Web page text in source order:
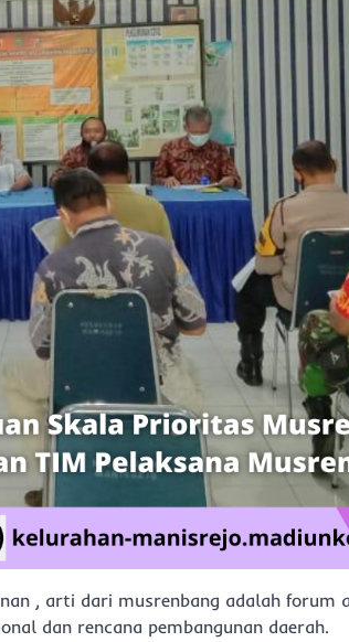
, arti dari musrenbang adalah forum
dan rencana pembangunan daerah.